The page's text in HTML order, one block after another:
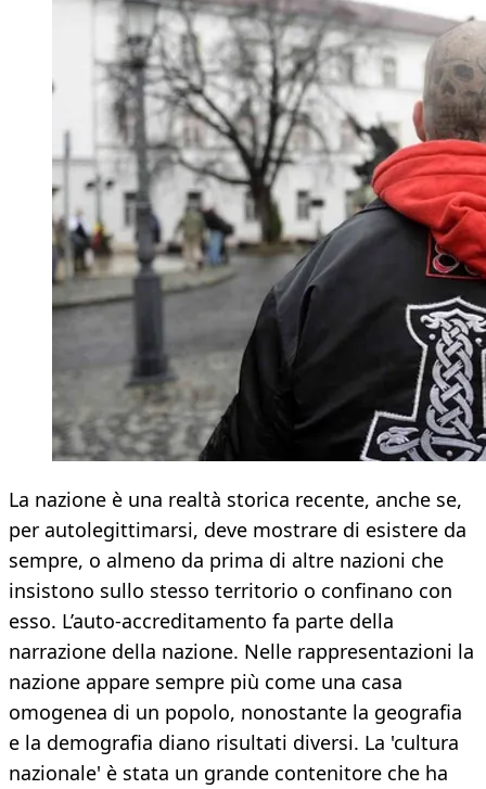
La nazione è una realtà storica recente, anche se,
per autolegittimarsi, deve mostrare di esistere da
sempre, o almeno da prima di altre nazioni che
insistono sullo stesso territorio o confinano con
esso. L’auto-accreditamento fa parte della
narrazione della nazione. Nelle rappresentazioni la
nazione appare sempre più come una casa
omogenea di un popolo, nonostante la geografia
e la demografia diano risultati diversi. La 'cultura
nazionale' è stata un grande contenitore che ha